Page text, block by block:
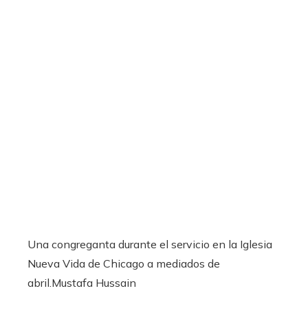
Una congreganta durante el servicio en la Iglesia
Nueva Vida de Chicago a mediados de
abril.Mustafa Hussain